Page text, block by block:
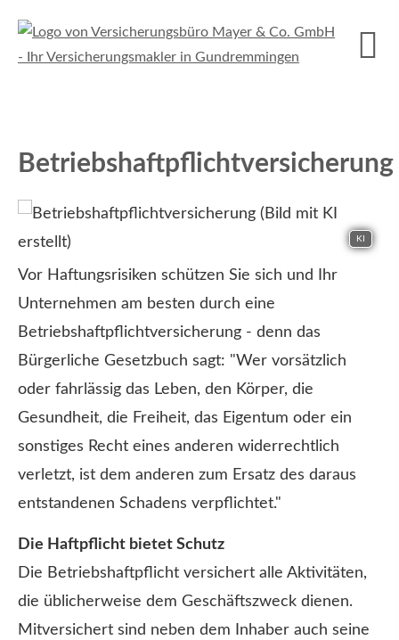
Betriebshaftpflichtversicherung
KI
Vor Haftungsrisiken schützen Sie sich und Ihr
Unternehmen am besten durch eine
Betriebshaftpflichtversicherung - denn das
Bürgerliche Gesetzbuch sagt: "Wer vorsätzlich
oder fahrlässig das Leben, den Körper, die
Gesundheit, die Freiheit, das Eigentum oder ein
sonstiges Recht eines anderen widerrechtlich
verletzt, ist dem anderen zum Ersatz des daraus
entstandenen Schadens verpflichtet."
Die Haft­pflicht bietet Schutz
Die Betriebshaftpflicht versichert alle Aktivitäten,
die üblicherweise dem Geschäftszweck dienen.
Mitversichert sind neben dem Inhaber auch seine